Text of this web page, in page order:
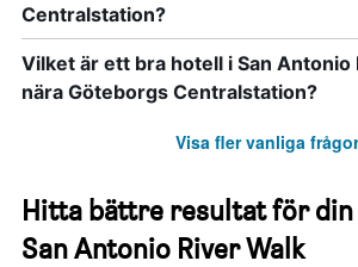
Centralstation?
Vilket är ett bra hotell i San Antonio
nära Göteborgs Centralstation?
Visa fler vanliga frågor
Hitta bättre resultat för din
San Antonio River Walk